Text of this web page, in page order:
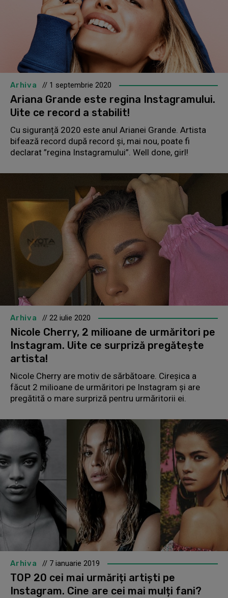
Arhiva // 1 septembrie 2020
Ariana Grande este regina Instagramului.
Uite ce record a stabilit!
Cu siguranță 2020 este anul Arianei Grande. Artista
bifează record după record și, mai nou, poate fi
declarat ”regina Instagramului”. Well done, girl!
Arhiva // 22 iulie 2020
Nicole Cherry, 2 milioane de urmăritori pe
Instagram. Uite ce surpriză pregătește
artista!
Nicole Cherry are motiv de sărbătoare. Cireșica a
făcut 2 milioane de urmăritori pe Instagram și are
pregătită o mare surpriză pentru urmăritorii ei.
Arhiva // 7 ianuarie 2019
TOP 20 cei mai urmăriți artiști pe
Instagram. Cine are cei mai mulți fani?